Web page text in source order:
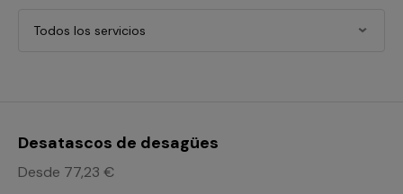
Todos los servicios
Desatascos de desagües
Desde 77,23 €